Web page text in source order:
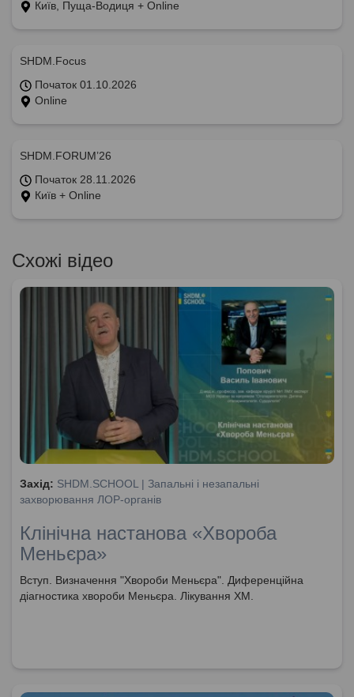
Київ, Пуща-Водиця + Online
SHDM.Focus
Початок 01.10.2026
Online
SHDM.FORUM’26
Початок 28.11.2026
Київ + Online
Схожі відео
Захід: SHDM.SCHOOL | Запальні і незапальні
захворювання ЛОР-органів
Клінічна настанова «Хвороба
Меньєра»
Вступ. Визначення "Хвороби Меньєра". Диференційна
діагностика хвороби Меньєра. Лікування ХМ.